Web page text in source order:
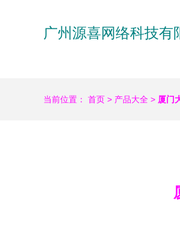
广州源喜网络科技有
当前位置： 首页 > 产品大全 > 厦门